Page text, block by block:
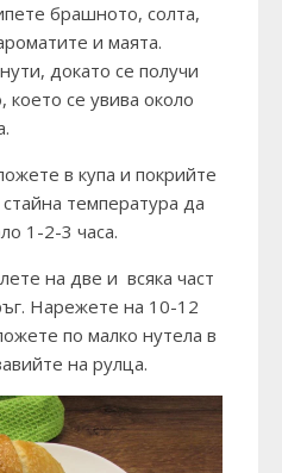
брашното, солта,
и маята.
докато се получи
което се увива около
в купа и покрийте
температура да
1-2-3 часа.
на две и всяка част
Нарежете на 10-12
по малко нутела в
на рулца.